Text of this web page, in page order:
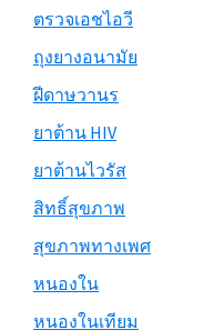
ตรวจเอชไอวี
ถุงยางอนามัย
ฝีดาษวานร
ยาต้าน HIV
ยาต้านไวรัส
สิทธิ์สุขภาพ
สุขภาพทางเพศ
หนองใน
หนองในเทียม